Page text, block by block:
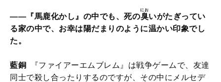
――『馬鹿化かし』の中でも、死の臭
にお
いがたぎってい
る家の中で、お幸は陽だまりのように温かい印象でし
た。
藍銅
『ファイアーエムブレム』は戦争ゲームで、友達
同士で殺し合ったりするのですが、その中にメルセデ